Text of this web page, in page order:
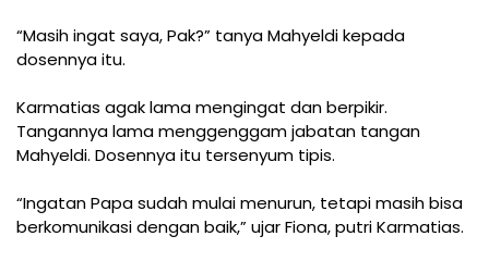
“Masih ingat saya, Pak?” tanya Mahyeldi kepada
dosennya itu.
Karmatias agak lama mengingat dan berpikir.
Tangannya lama menggenggam jabatan tangan
Mahyeldi. Dosennya itu tersenyum tipis.
“Ingatan Papa sudah mulai menurun, tetapi masih bisa
berkomunikasi dengan baik,” ujar Fiona, putri Karmatias.